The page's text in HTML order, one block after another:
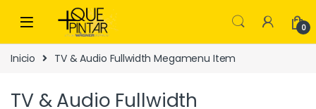
Skip to navigation
Skip to content
0
Inicio TV & Audio Fullwidth Megamenu Item
TV & Audio Fullwidth